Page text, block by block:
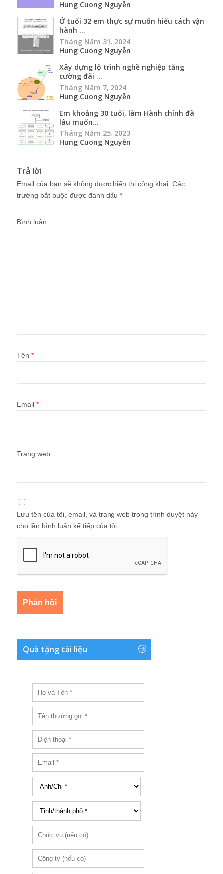
Hung Cuong Nguyễn
Ở tuổi 32 em thực sự muốn hiểu cách vận
hành ...
Tháng Năm 31, 2024
Hung Cuong Nguyễn
Xây dựng lộ trình nghề nghiệp tăng
cường đãi ...
Tháng Năm 7, 2024
Hung Cuong Nguyễn
Em khoảng 30 tuổi, làm Hành chính đã
lâu muốn...
Tháng Năm 25, 2023
Hung Cuong Nguyễn
Trả lời
Email của bạn sẽ không được hiển thị công khai. Các
trường bắt buộc được đánh dấu *
Bình luận
Tên *
Email *
Trang web
Lưu tên của tôi, email, và trang web trong trình duyệt này
cho lần bình luận kế tiếp của tôi.
Quà tặng tài liệu